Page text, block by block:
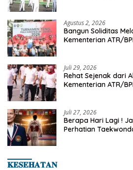
Agustus 2, 2026
Bangun Soliditas
Kementerian ATR/
Juli 29, 2026
Rehat Sejenak dari
Kementerian ATR/
Juli 27, 2026
Berapa Hari Lagi !
Perhatian
𝐊𝐄𝐒𝐄𝐇𝐀𝐓𝐀𝐍